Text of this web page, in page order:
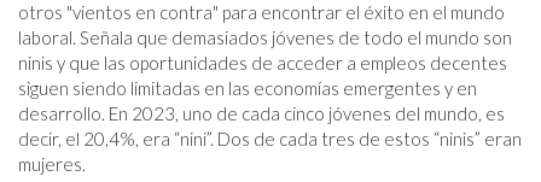
otros "vientos en contra" para encontrar el éxito en el mundo
laboral. Señala que demasiados jóvenes de todo el mundo son
ninis y que las oportunidades de acceder a empleos decentes
siguen siendo limitadas en las economías emergentes y en
desarrollo. En 2023, uno de cada cinco jóvenes del mundo, es
decir, el 20,4%, era “nini”. Dos de cada tres de estos “ninis” eran
mujeres.